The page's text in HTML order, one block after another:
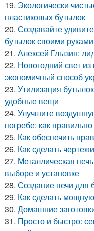
19. Экологически
пластиковых бутылок
20. Создавайте
бутылок своими руками
21. Алексей Глызин:
22. Новогодний свет
экономичный способ
23. Утилизация
удобные вещи
24. Улучшите
погребе: как
25. Как обеспечить
26. Как сделать
27. Металлическая
выборе и установке
28. Создание печи для
29. Как сделать
30. Домашние
31. Просто и быстро: